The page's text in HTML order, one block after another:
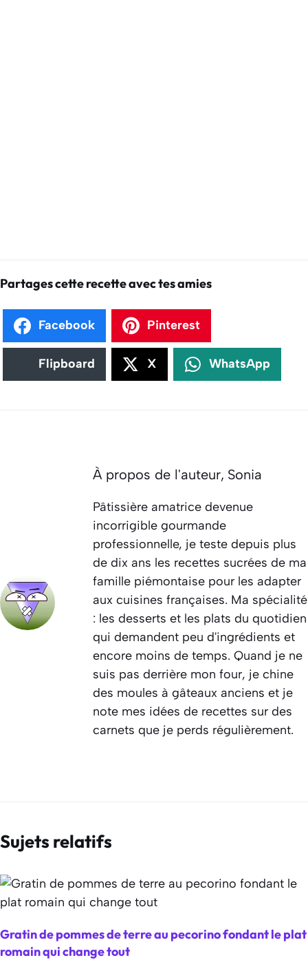
Partages cette recette avec tes amies
Facebook Pinterest
Flipboard X WhatsApp
À propos de l'auteur, Sonia
Pâtissière amatrice devenue
incorrigible gourmande
professionnelle, je teste depuis plus
de dix ans les recettes sucrées de ma
famille piémontaise pour les adapter
aux cuisines françaises. Ma spécialité
: les desserts et les plats du quotidien
qui demandent peu d'ingrédients et
encore moins de temps. Quand je ne
suis pas derrière mon four, je chine
des moules à gâteaux anciens et je
note mes idées de recettes sur des
carnets que je perds régulièrement.
Sujets relatifs
Gratin de pommes de terre au pecorino fondant le plat
romain qui change tout